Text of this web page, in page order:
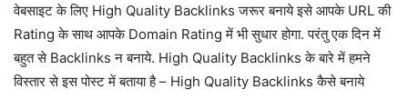
वेबसाइट के लिए High Quality Backlinks जरूर बनाये इसे आपके URL की
Rating के साथ आपके Domain Rating में भी सुधार होगा. परंतु एक दिन में
बहुत से Backlinks न बनाये. High Quality Backlinks के बारे में हमने
विस्तार से इस पोस्ट में बताया है – High Quality Backlinks कैसे बनाये